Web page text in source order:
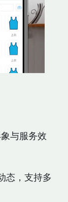
与服务效
态，支持多